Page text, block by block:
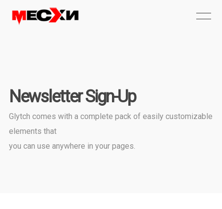
Newsletter Sign-Up
Glytch comes with a complete pack of easily customizable
elements that
you can use anywhere in your pages.